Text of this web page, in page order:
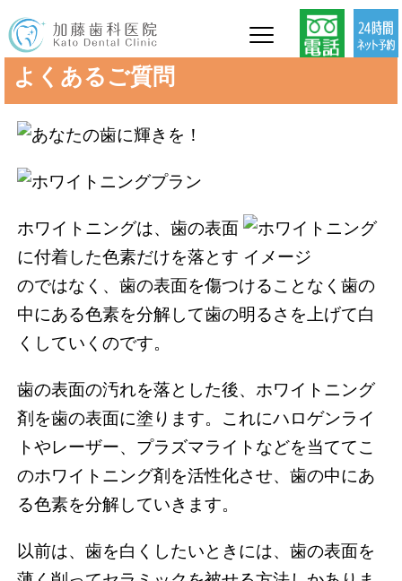
よくあるご質問
ホワイトニングは、歯の表面
に付着した色素だけを落とす
のではなく、歯の表面を傷つけることなく歯の
中にある色素を分解して歯の明るさを上げて白
くしていくのです。
歯の表面の汚れを落とした後、ホワイトニング
剤を歯の表面に塗ります。これにハロゲンライ
トやレーザー、プラズマライトなどを当ててこ
のホワイトニング剤を活性化させ、歯の中にあ
る色素を分解していきます。
以前は、歯を白くしたいときには、歯の表面を